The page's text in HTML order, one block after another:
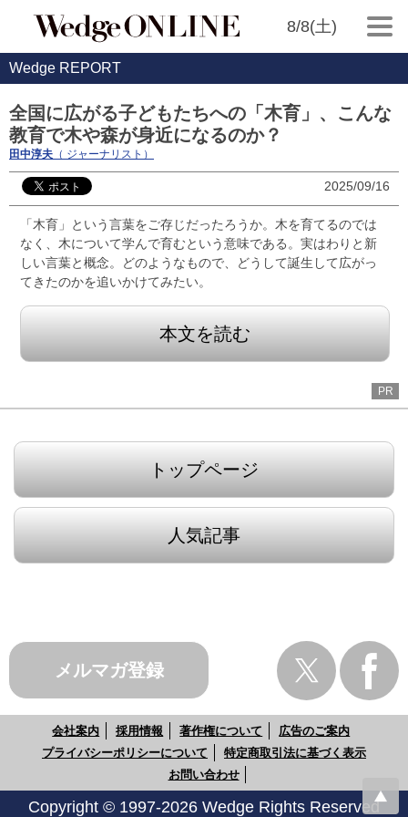
8/8(土)
Wedge REPORT
全国に広がる子どもたちへの「木育」、こんな
教育で木や森が身近になるのか？
田中淳夫 （ ジャーナリスト）
2025/09/16
「木育」という言葉をご存じだったろうか。木を育てるのでは
なく、木について学んで育むという意味である。実はわりと新
しい言葉と概念。どのようなもので、どうして誕生して広がっ
てきたのかを追いかけてみたい。
本文を読む
PR
トップページ
人気記事
メルマガ登録
会社案内 採用情報 著作権について
広告のご案内
プライバシーポリシーについて
特定商取引法に基づく表示
お問い合わせ
Copyright © 1997-2026 Wedge Rights Reserved